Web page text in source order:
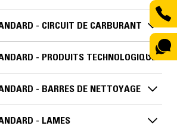
- CIRCUIT DE CARBURANT
- PRODUITS TECHNOLOGIQUES
- BARRES DE NETTOYAGE
- LAMES